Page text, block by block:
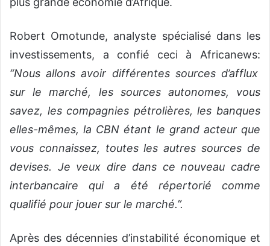
Robert Omotunde, analyste spécialisé dans les
investissements, a confié ceci à Africanews:
“Nous allons avoir différentes sources d’afflux
sur le marché, les sources autonomes, vous
savez, les compagnies pétrolières, les banques
elles-mêmes, la CBN étant le grand acteur que
vous connaissez, toutes les autres sources de
devises. Je veux dire dans ce nouveau cadre
interbancaire qui a été répertorié comme
qualifié pour jouer sur le marché.”.
Après des décennies d’instabilité économique et